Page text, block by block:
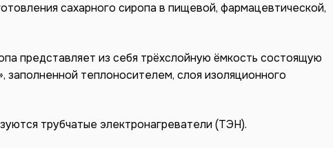
сахарного сиропа в пищевой, фармацевтической,
представляет из себя трёхслойную ёмкость состоящую
заполненной теплоносителем, слоя изоляционного
трубчатые электронагреватели (ТЭН).